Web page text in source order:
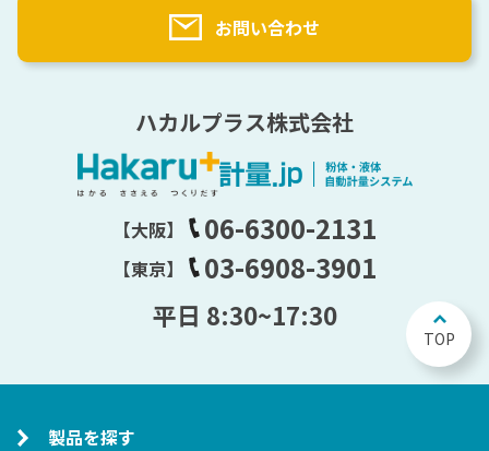
お問い合わせ
ハカルプラス株式会社
【大阪】 06-6300-2131
【東京】 03-6908-3901
平日 8:30~17:30
TOP
製品を探す